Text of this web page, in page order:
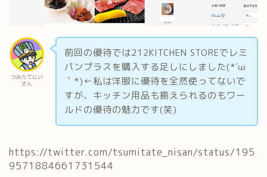
つみたてにい
さん
前回の優待では212KITCHEN STOREでレミ
パンプラスを購入する足しにしました(*´ω
｀*)←私は洋服に優待を全然使ってないで
すが、キッチン用品も揃えられるのもワー
ルドの優待の魅力です(笑)
https://twitter.com/tsumitate_nisan/status/195
9571884661731544